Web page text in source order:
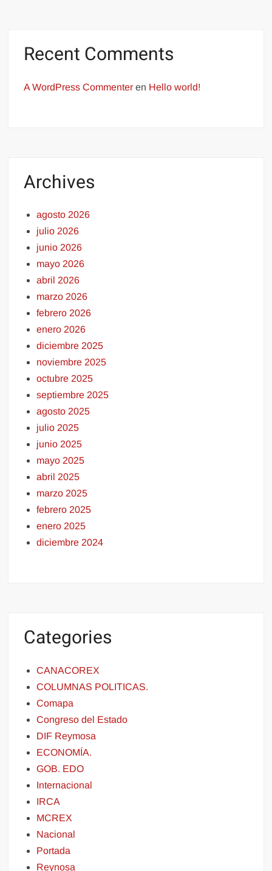
Recent Comments
A WordPress Commenter en Hello world!
Archives
agosto 2026
julio 2026
junio 2026
mayo 2026
abril 2026
marzo 2026
febrero 2026
enero 2026
diciembre 2025
noviembre 2025
octubre 2025
septiembre 2025
agosto 2025
julio 2025
junio 2025
mayo 2025
abril 2025
marzo 2025
febrero 2025
enero 2025
diciembre 2024
Categories
CANACOREX
COLUMNAS POLITICAS.
Comapa
Congreso del Estado
DIF Reymosa
ECONOMÍA.
GOB. EDO
Internacional
IRCA
MCREX
Nacional
Portada
Reynosa